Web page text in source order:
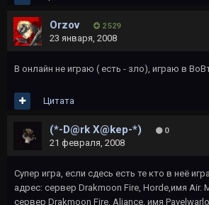
Orzov 2 529
23 января, 2008
В онлайн не играю ( есть - зло), играю в
Цитата
(*-D@rk X@kep-*) 0
21 февраля, 2008
Супер игра, если сдесь есть те кто в неё
адрес: сервер Drakmoon Fire, Horde,имя Air.
сервер Drakmoon Fire, Aliance, имя